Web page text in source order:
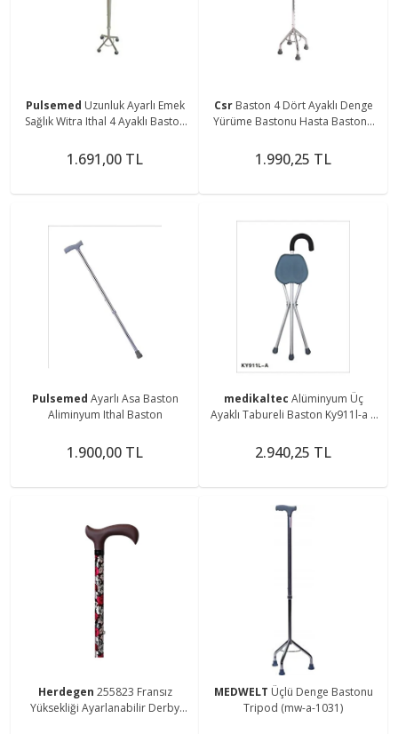
Pulsemed Uzunluk Ayarlı Emek
Sağlık Witra Ithal 4 Ayaklı Baston
1.691,00 TL
Csr Baston 4 Dört Ayaklı Denge
Yürüme Bastonu Hasta Bastonu
1.990,25 TL
Pulsemed Ayarlı Asa Baston
Aliminyum Ithal Baston
1.900,00 TL
medikaltec Alüminyum Üç
Ayaklı Tabureli Baston Ky911l-a 1
2.940,25 TL
Herdegen 255823 Fransız
Yüksekliği Ayarlanabilir Derby
MEDWELT Üçlü Denge Bastonu
Tripod (mw-a-1031)